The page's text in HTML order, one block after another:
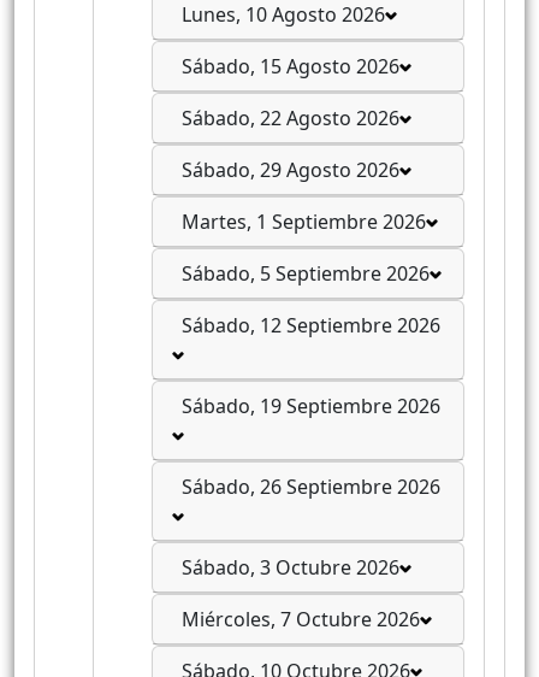
Lunes, 10 Agosto 2026
Sábado, 15 Agosto 2026
Sábado, 22 Agosto 2026
Sábado, 29 Agosto 2026
Martes, 1 Septiembre 2026
Sábado, 5 Septiembre 2026
Sábado, 12 Septiembre 2026
Sábado, 19 Septiembre 2026
Sábado, 26 Septiembre 2026
Sábado, 3 Octubre 2026
Miércoles, 7 Octubre 2026
Sábado, 10 Octubre 2026